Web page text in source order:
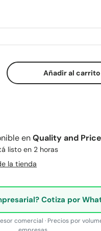
la cantidadAñadir al carrito
enQuality and
listo en 2 horas
la tienda
Cotiza por
comercial · Precios por